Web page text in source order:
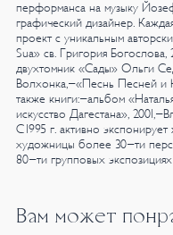
перформанса на музыку
графический дизайнер.
проект с уникальным
Sua» св. Григория
двухтомник «Сады» Ольги
Волхонка,-«Песнь Песней и
также книги:-альбом
искусство Дагестана», 2001,-
С1995 г. активно
художницы более 30-ти
80-ти групповых
Вам может